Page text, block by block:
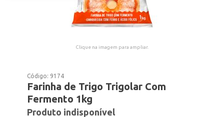
Clique na imagem para ampliar.
Código: 9174
Farinha de Trigo Trigolar Com
Fermento 1kg
Produto indisponível